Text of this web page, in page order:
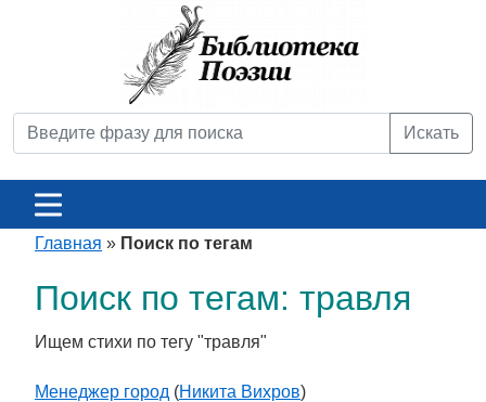
Искать
Главная » Поиск по тегам
Поиск по тегам: травля
Ищем стихи по тегу "травля"
Менеджер город (Никита Вихров)